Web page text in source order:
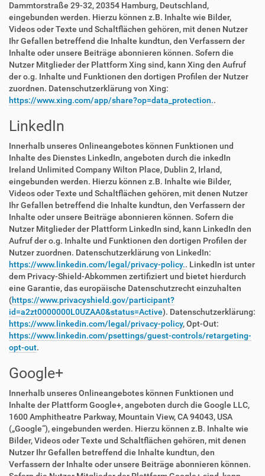
Dammtorstraße 29-32, 20354 Hamburg, Deutschland,
eingebunden werden. Hierzu können z.B. Inhalte wie Bilder,
Videos oder Texte und Schaltflächen gehören, mit denen Nutzer
Ihr Gefallen betreffend die Inhalte kundtun, den Verfassern der
Inhalte oder unsere Beiträge abonnieren können. Sofern die
Nutzer Mitglieder der Plattform Xing sind, kann Xing den Aufruf
der o.g. Inhalte und Funktionen den dortigen Profilen der Nutzer
zuordnen. Datenschutzerklärung von Xing:
https://www.xing.com/app/share?op=data_protection..
LinkedIn
Innerhalb unseres Onlineangebotes können Funktionen und
Inhalte des Dienstes LinkedIn, angeboten durch die inkedIn
Ireland Unlimited Company Wilton Place, Dublin 2, Irland,
eingebunden werden. Hierzu können z.B. Inhalte wie Bilder,
Videos oder Texte und Schaltflächen gehören, mit denen Nutzer
Ihr Gefallen betreffend die Inhalte kundtun, den Verfassern der
Inhalte oder unsere Beiträge abonnieren können. Sofern die
Nutzer Mitglieder der Plattform LinkedIn sind, kann LinkedIn den
Aufruf der o.g. Inhalte und Funktionen den dortigen Profilen der
Nutzer zuordnen. Datenschutzerklärung von LinkedIn:
https://www.linkedin.com/legal/privacy-policy.. LinkedIn ist unter
dem Privacy-Shield-Abkommen zertifiziert und bietet hierdurch
eine Garantie, das europäische Datenschutzrecht einzuhalten
(https://www.privacyshield.gov/participant?
id=a2zt0000000L0UZAA0&status=Active). Datenschutzerklärung:
https://www.linkedin.com/legal/privacy-policy, Opt-Out:
https://www.linkedin.com/psettings/guest-controls/retargeting-
opt-out.
Google+
Innerhalb unseres Onlineangebotes können Funktionen und
Inhalte der Plattform Google+, angeboten durch die Google LLC,
1600 Amphitheatre Parkway, Mountain View, CA 94043, USA
(„Google“), eingebunden werden. Hierzu können z.B. Inhalte wie
Bilder, Videos oder Texte und Schaltflächen gehören, mit denen
Nutzer Ihr Gefallen betreffend die Inhalte kundtun, den
Verfassern der Inhalte oder unsere Beiträge abonnieren können.